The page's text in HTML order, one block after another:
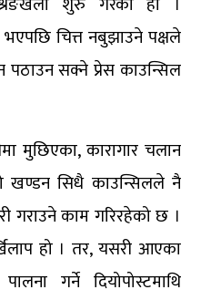
भएपछि चित्त नबुझाउने पक्षले
पठाउन सक्ने प्रेस काउन्सिल
मुछिएका, कारागार चलान
खण्डन सिधै काउन्सिलले नै
गराउने काम गरिरहेको छ ।
हो । तर, यसरी आएका
गर्ने दियोपोस्टमाथि